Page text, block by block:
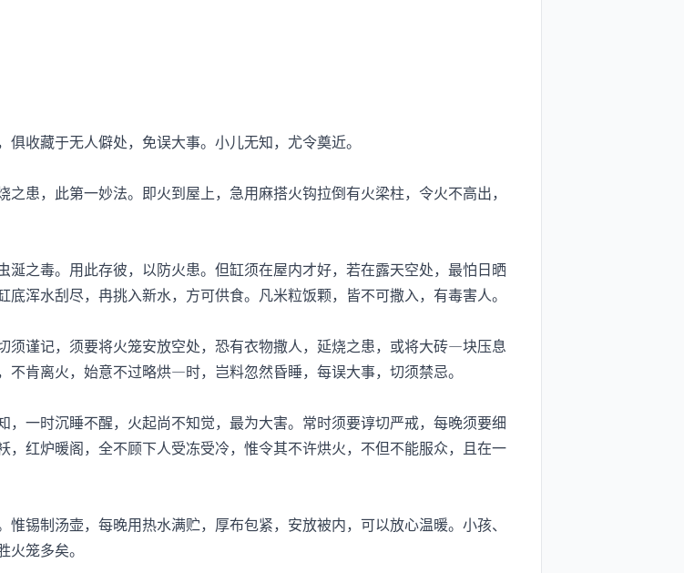
收藏于无人僻处，免误大事。小儿无知，尤令奠近。
，此第一妙法。即火到屋上，急用麻搭火钩拉倒有火梁柱，令火不高出，
之毒。用此存彼，以防火患。但缸须在屋内才好，若在露天空处，最怕日晒
浑水刮尽，冉挑入新水，方可供食。凡米粒饭颗，皆不可撒入，有毒害人。
谨记，须要将火笼安放空处，恐有衣物撒人，延烧之患，或将大砖—块压息
肯离火，始意不过略烘—时，岂料忽然昏睡，每误大事，切须禁忌。
一时沉睡不醒，火起尚不知觉，最为大害。常时须要谆切严戒，每晚须要细
红炉暖阁，全不顾下人受冻受冷，惟令其不许烘火，不但不能服众，且在一
制汤壶，每晚用热水满贮，厚布包紧，安放被内，可以放心温暖。小孩、
笼多矣。